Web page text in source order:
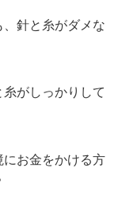
針と糸がダメな
がしっかりして
にお金をかける方